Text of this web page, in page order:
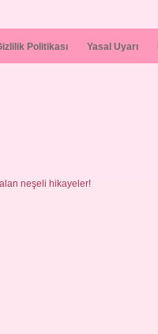
Politikası Yasal Uyarı
neşeli hikayeler!